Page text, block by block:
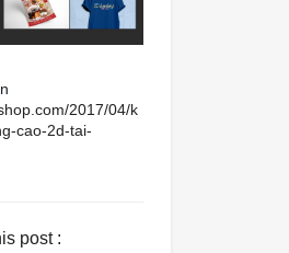
2017/04/k
cao-2d-tai-
post :